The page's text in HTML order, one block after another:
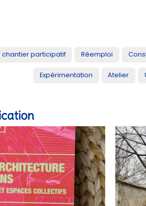
chantier participatif Réemploi
Expérimentation Atelier